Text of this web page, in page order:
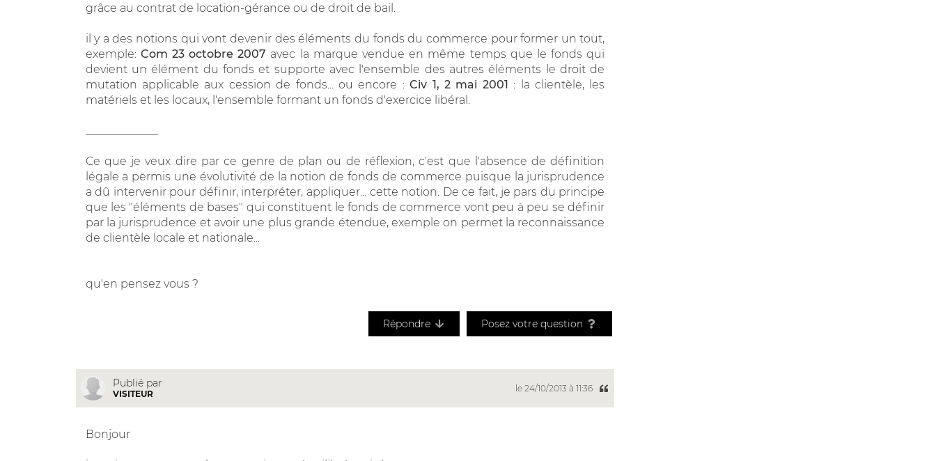
grâce au contrat de location-gérance ou de droit de bail.
il y a des notions qui vont devenir des éléments du fonds du commerce pour former un tout,
exemple: Com 23 octobre 2007 avec la marque vendue en même temps que le fonds qui
devient un élément du fonds et supporte avec l'ensemble des autres éléments le droit de
mutation applicable aux cession de fonds... ou encore :Civ 1, 2 mai 2001 : la clientèle, les
matériels et les locaux, l'ensemble formant un fonds d'exercice libéral.
Ce que je veux dire par ce genre de plan ou de réflexion, c'est que l'absence de définition
légale a permis une évolutivité de la notion de fonds de commerce puisque la jurisprudence
a dû intervenir pour définir, interpréter, appliquer... cette notion. De ce fait, je pars du principe
que les "éléments de bases" qui constituent le fonds de commerce vont peu à peu se définir
par la jurisprudence et avoir une plus grande étendue, exemple on permet la reconnaissance
de clientèle locale et nationale...
qu'en pensez vous ?
Répondre Posez votre question
Publié par
VISITEUR
le 24/10/2013 à 11:36
Bonjour